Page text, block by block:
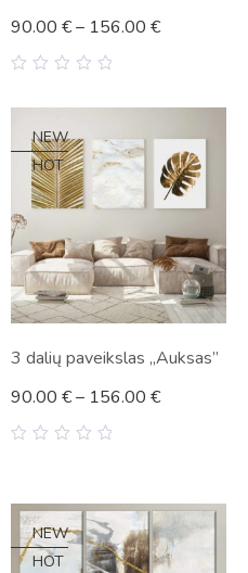
90.00 €– 156.00 €
NEW
HOT
3 dalių paveikslas „Auksas”
5
90.00 €– 156.00 €
NEW
HOT